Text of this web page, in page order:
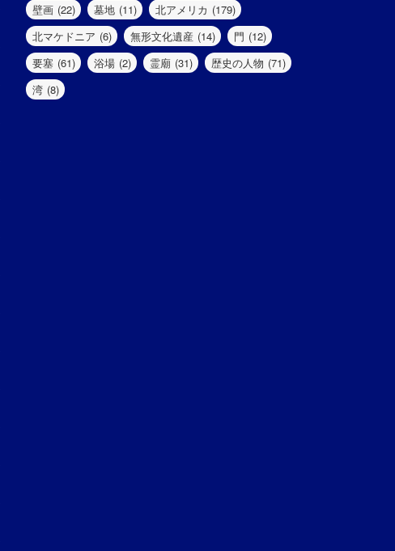
壁画 (22) 墓地 (11) 北アメリカ (179)
北マケドニア (6) 無形文化遺産 (14) 門 (12)
要塞 (61) 浴場 (2) 霊廟 (31) 歴史の人物 (71)
湾 (8)